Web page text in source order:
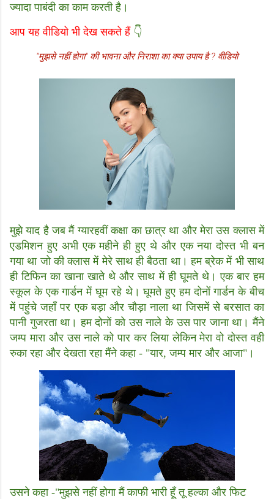
ज्यादा पाबंदी का काम करती है।
आप यह वीडियो भी देख सकते हैं 👇
"मुझसे नहीं होगा" की भावना और निराशा का क्या उपाय है ? वीडियो
मुझे याद है जब मैं ग्यारहवीं कक्षा का छात्र था और मेरा उस क्लास में
एडमिशन हुए अभी एक महीने ही हुए थे और एक नया दोस्त भी बन
गया था जो की क्लास में मेरे साथ ही बैठता था। हम ब्रेक में भी साथ
ही टिफिन का खाना खाते थे और साथ में ही घूमते थे। एक बार हम
स्कूल के एक गार्डन में घूम रहे थे। घूमते हुए हम दोनों गार्डन के बीच
में पहुंचे जहाँ पर एक बड़ा और चौड़ा नाला था जिसमें से बरसात का
पानी गुजरता था। हम दोनों को उस नाले के उस पार जाना था। मैंने
जम्प मारा और उस नाले को पार कर लिया लेकिन मेरा वो दोस्त वही
रुका रहा और देखता रहा मैंने कहा - "यार, जम्प मार और आजा"।
उसने कहा -"मुझसे नहीं होगा मैं काफी भारी हूँ तू हल्का और फिट